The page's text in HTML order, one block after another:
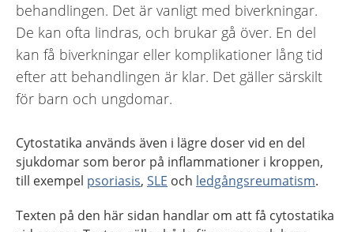
behandlingen. Det är vanligt med biverkningar.
De kan ofta lindras, och brukar gå över. En del
kan få biverkningar eller komplikationer lång tid
efter att behandlingen är klar. Det gäller särskilt
för barn och ungdomar.
Cytostatika används även i lägre doser vid en del
sjukdomar som beror på inflammationer i kroppen,
till exempel psoriasis, SLE och ledgångsreumatism.
Texten på den här sidan handlar om att få cytostatika